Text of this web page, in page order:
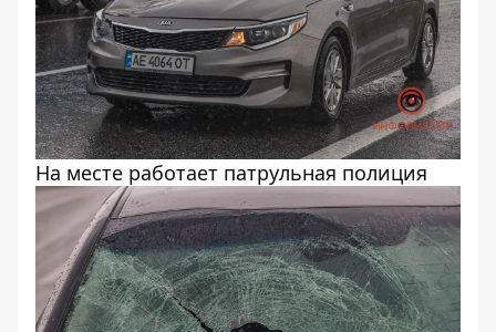
На месте работает патрульная полиция